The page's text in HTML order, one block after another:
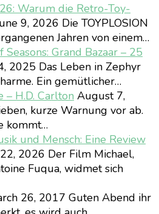
Warum die Retro-Toy-
9, 2026 Die TOYPLOSION
Jahren von einem…
Grand Bazaar – 25
2025 Das Leben in Zephyr
Ein gemütlicher…
H.D. Carlton August 7,
kurze Warnung vor ab.
kommt…
und Mensch: Eine Review
2026 Der Film Michael,
Fuqua, widmet sich
26, 2017 Guten Abend ihr